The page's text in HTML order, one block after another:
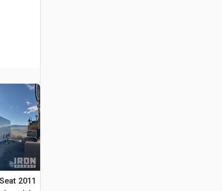
Seat